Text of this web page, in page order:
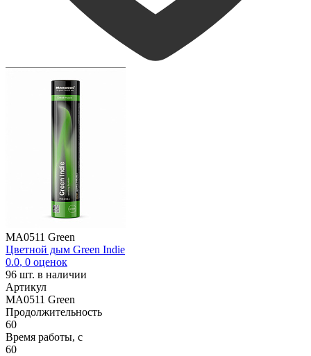
MA0511 Green
Цветной дым Green Indie
0.0, 0 оценок
96 шт. в наличии
Артикул
MA0511 Green
Продолжительность
60
Время работы, с
60